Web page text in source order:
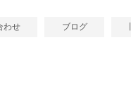
わせ ブログ